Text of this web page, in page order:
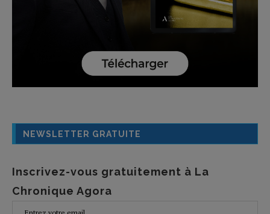
NEWSLETTER GRATUITE
Inscrivez-vous gratuitement à La
Chronique Agora